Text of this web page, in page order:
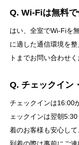
Q. Wi-Fiは無料で
はい、全室でWi-Fiを
に適した通信環境を
トまでお問い合わせく
Q. チェックイン
チェックインは16:00
ェックインは翌朝
着のお客様も安心し